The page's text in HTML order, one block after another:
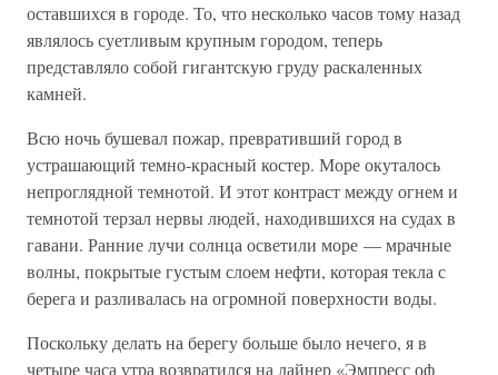
оставшихся в городе. То, что несколько часов тому назад
являлось суетливым крупным городом, теперь
представляло собой гигантскую груду раскаленных
камней.
Всю ночь бушевал пожар, превративший город в
устрашающий темно-красный костер. Море окуталось
непроглядной темнотой. И этот контраст между огнем и
темнотой терзал нервы людей, находившихся на судах в
гавани. Ранние лучи солнца осветили море — мрачные
волны, покрытые густым слоем нефти, которая текла с
берега и разливалась на огромной поверхности воды.
Поскольку делать на берегу больше было нечего, я в
четыре часа утра возвратился на лайнер «Эмпресс оф